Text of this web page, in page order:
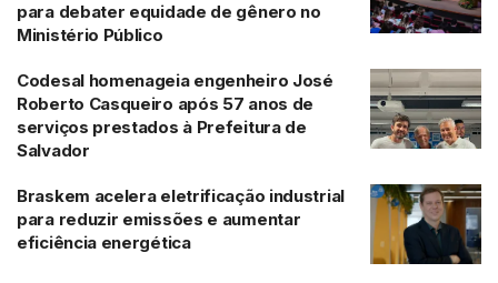
para debater equidade de gênero no
Ministério Público
Codesal homenageia engenheiro José
Roberto Casqueiro após 57 anos de
serviços prestados à Prefeitura de
Salvador
Braskem acelera eletrificação industrial
para reduzir emissões e aumentar
eficiência energética